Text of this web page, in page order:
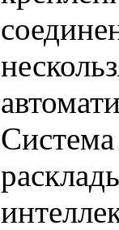
Система